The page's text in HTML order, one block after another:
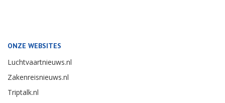
ONZE WEBSITES
Luchtvaartnieuws.nl
Zakenreisnieuws.nl
Triptalk.nl